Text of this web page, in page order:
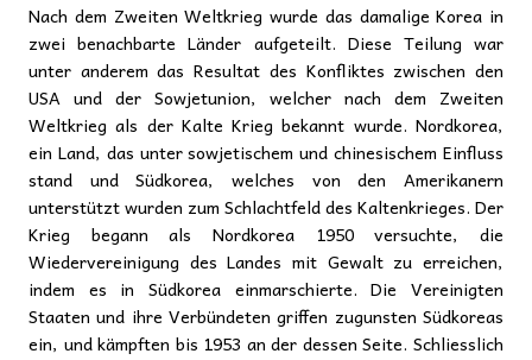
Nach dem Zweiten Weltkrieg wurde das damalige Korea in
zwei benachbarte Länder aufgeteilt. Diese Teilung war
unter anderem das Resultat des Konfliktes zwischen den
USA und der Sowjetunion, welcher nach dem Zweiten
Weltkrieg als der Kalte Krieg bekannt wurde. Nordkorea,
ein Land, das unter sowjetischem und chinesischem Einfluss
stand und Südkorea, welches von den Amerikanern
unterstützt wurden zum Schlachtfeld des Kaltenkrieges. Der
Krieg begann als Nordkorea 1950 versuchte, die
Wiedervereinigung des Landes mit Gewalt zu erreichen,
indem es in Südkorea einmarschierte. Die Vereinigten
Staaten und ihre Verbündeten griffen zugunsten Südkoreas
ein, und kämpften bis 1953 an der dessen Seite. Schliesslich